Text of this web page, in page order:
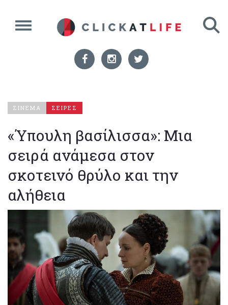
ΣΙΝΕΜΑ ΣΕΙΡΕΣ
«Ύπουλη βασίλισσα»: Μια
σειρά ανάμεσα στον
σκοτεινό θρύλο και την
αλήθεια